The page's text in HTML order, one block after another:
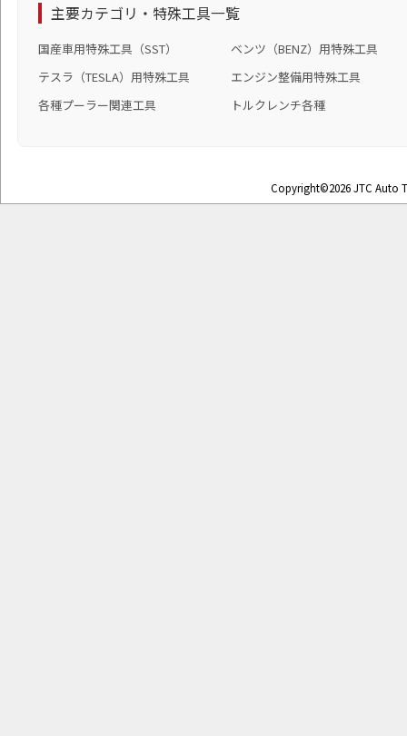
主要カテゴリ・特殊工具一覧
国産車用特殊工具（SST）
ベンツ（BENZ）用特殊工具
テスラ（TESLA）用特殊工具
エンジン整備用特殊工具
各種プーラー関連工具
トルクレンチ各種
Copyright©2026 JTC Auto